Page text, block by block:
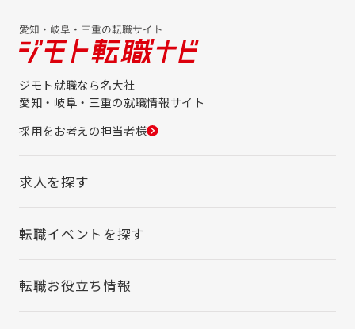
ジモト就職なら名大社
愛知・岐阜・三重の就職情報サイト
採用をお考えの担当者様
求人を探す
転職イベントを探す
転職お役立ち情報